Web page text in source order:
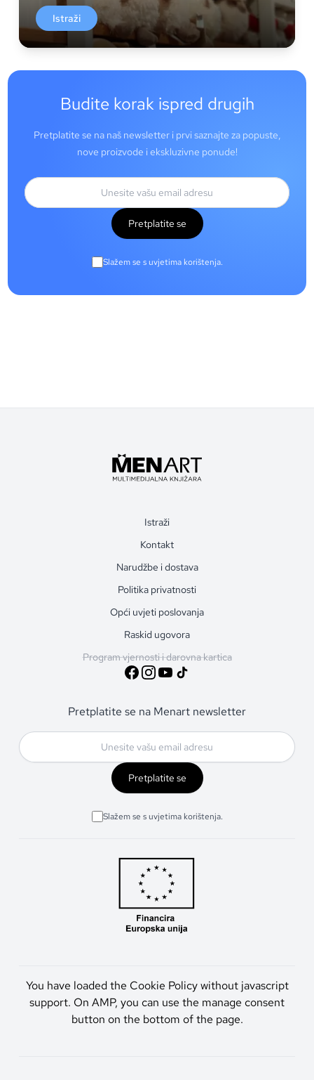
Istraži
Budite korak ispred drugih
Pretplatite se na naš newsletter i prvi saznajte za popuste,
nove proizvode i ekskluzivne ponude!
Pretplatite se
Slažem se s uvjetima korištenja.
Istraži
Kontakt
Narudžbe i dostava
Politika privatnosti
Opći uvjeti poslovanja
Raskid ugovora
Program vjernosti i darovna kartica
Pretplatite se na Menart newsletter
Pretplatite se
Slažem se s uvjetima korištenja.
You have loaded the Cookie Policy without javascript
support. On AMP, you can use the manage consent
button on the bottom of the page.